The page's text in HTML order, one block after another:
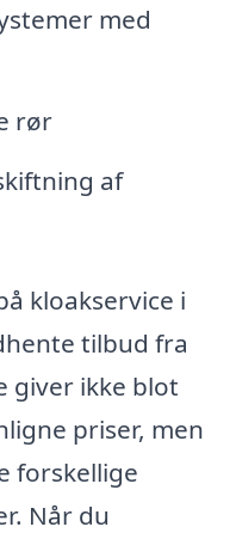
med
rør
af
kloakservice i
tilbud fra
giver ikke blot
priser, men
forskellige
Når du